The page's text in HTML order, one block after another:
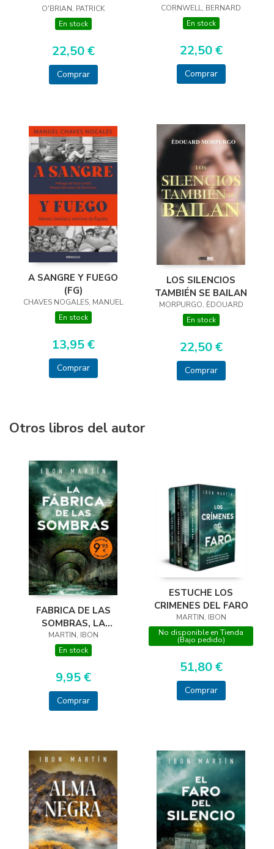
O'BRIAN, PATRICK
En stock
22,50 €
Comprar
CORNWELL, BERNARD
En stock
22,50 €
Comprar
A SANGRE Y FUEGO
(FG)
CHAVES NOGALES, MANUEL
En stock
13,95 €
Comprar
LOS SILENCIOS
TAMBIÉN SE BAILAN
MORPURGO, ÈDOUARD
En stock
22,50 €
Comprar
Otros libros del autor
FABRICA DE LAS
SOMBRAS, LA
(LIMITED)
MARTIN, IBON
En stock
9,95 €
Comprar
ESTUCHE LOS
CRIMENES DEL FARO
MARTIN, IBON
No disponible en Tienda
(Bajo pedido)
51,80 €
Comprar